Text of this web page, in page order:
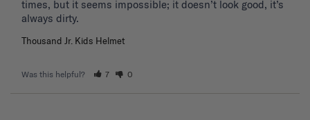
times, but it seems impossible; it doesn’t look good, it’s
Thousand Jr. Kids Helmet
Was this helpful? 7 0